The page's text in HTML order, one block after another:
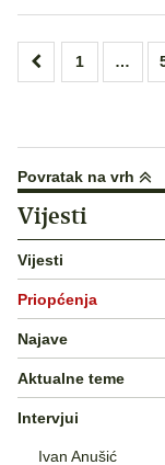
Brojevi
1 …
Povratak na vrh
Vijesti
Vijesti
Priopćenja
Najave
Aktualne teme
Intervjui
Ivan Anušić